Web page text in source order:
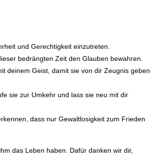
und Gerechtigkeit einzutreten.
bedrängten Zeit den Glauben bewahren.
deinem Geist, damit sie von dir Zeugnis geben
sie zur Umkehr und lass sie neu mit dir
dass nur Gewaltlosigkeit zum Frieden
das Leben haben. Dafür danken wir dir,